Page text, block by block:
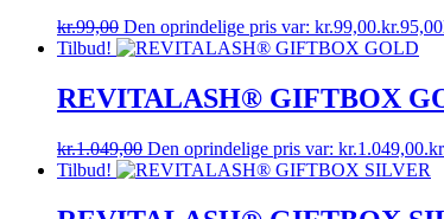
kr.99,00 Den oprindelige pris var: kr.99,00.kr.95,00
Tilbud!
REVITALASH® GIFTBOX
kr.1.049,00 Den oprindelige pris var: kr.1.049,00.
Tilbud!